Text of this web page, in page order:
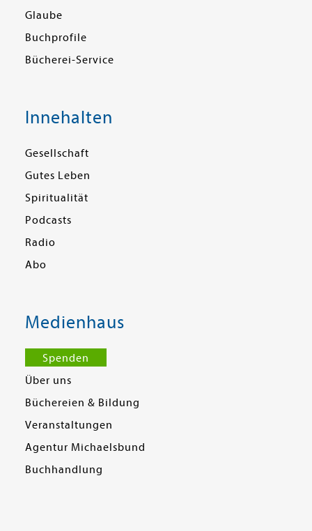
Glaube
Buchprofile
Bücherei-Service
Innehalten
Gesellschaft
Gutes Leben
Spiritualität
Podcasts
Radio
Abo
Medienhaus
Spenden
Über uns
Büchereien & Bildung
Veranstaltungen
Agentur Michaelsbund
Buchhandlung